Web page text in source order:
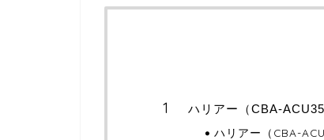
ハリアー（CBA-
ハリアー（CBA-